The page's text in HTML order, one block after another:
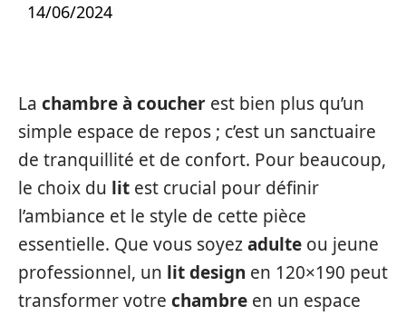
14/06/2024
La chambre à coucher est bien plus qu’un
simple espace de repos ; c’est un sanctuaire
de tranquillité et de confort. Pour beaucoup,
le choix du lit est crucial pour définir
l’ambiance et le style de cette pièce
essentielle. Que vous soyezadulte ou jeune
professionnel, un lit design en 120×190 peut
transformer votre chambre en un espace